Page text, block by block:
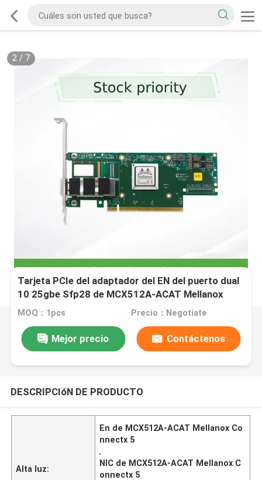
2/ 7
Tarjeta PCIe del adaptador del EN del puerto dual
10 25gbe Sfp28 de MCX512A-ACAT Mellanox
Connectx 5 3,0 X8
MOQ：1pcs Precio：Negotiate
Mejor precio Contáctenos
DESCRIPCIóN DE PRODUCTO
Alta luz:
En de MCX512A-ACAT Mellanox Co
nnectx 5
,
NIC de MCX512A-ACAT Mellanox C
onnectx 5